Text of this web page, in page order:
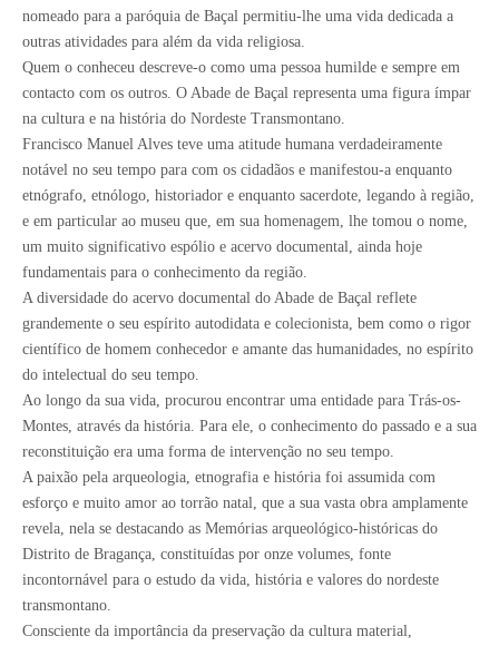
nomeado para a paróquia de Baçal permitiu-lhe uma vida dedicada a
outras atividades para além da vida religiosa.
Quem o conheceu descreve-o como uma pessoa humilde e sempre em
contacto com os outros. O Abade de Baçal representa uma figura ímpar
na cultura e na história do Nordeste Transmontano.
Francisco Manuel Alves teve uma atitude humana verdadeiramente
notável no seu tempo para com os cidadãos e manifestou-a enquanto
etnógrafo, etnólogo, historiador e enquanto sacerdote, legando à região,
e em particular ao museu que, em sua homenagem, lhe tomou o nome,
um muito significativo espólio e acervo documental, ainda hoje
fundamentais para o conhecimento da região.
A diversidade do acervo documental do Abade de Baçal reflete
grandemente o seu espírito autodidata e colecionista, bem como o rigor
científico de homem conhecedor e amante das humanidades, no espírito
do intelectual do seu tempo.
Ao longo da sua vida, procurou encontrar uma entidade para Trás-os-
Montes, através da história. Para ele, o conhecimento do passado e a sua
reconstituição era uma forma de intervenção no seu tempo.
A paixão pela arqueologia, etnografia e história foi assumida com
esforço e muito amor ao torrão natal, que a sua vasta obra amplamente
revela, nela se destacando as Memórias arqueológico-históricas do
Distrito de Bragança, constituídas por onze volumes, fonte
incontornável para o estudo da vida, história e valores do nordeste
transmontano.
Consciente da importância da preservação da cultura material,